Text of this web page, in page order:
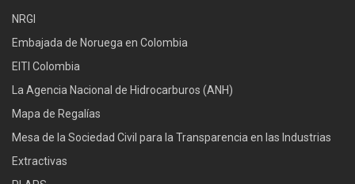
NRGI
Embajada de Noruega en Colombia
EITI Colombia
La Agencia Nacional de Hidrocarburos (ANH)
Mapa de Regalías
Mesa de la Sociedad Civil para la Transparencia en las Industrias
Extractivas